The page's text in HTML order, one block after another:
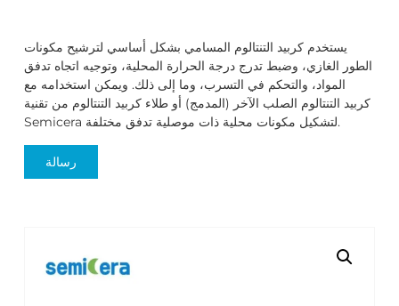
يستخدم كربيد التنتالوم المسامي بشكل أساسي لترشيح مكونات
الطور الغازي، وضبط تدرج درجة الحرارة المحلية، وتوجيه اتجاه تدفق
المواد، والتحكم في التسرب، وما إلى ذلك. ويمكن استخدامه مع
كربيد التنتالوم الصلب الآخر (المدمج) أو طلاء كربيد التنتالوم من تقنية
Semicera لتشكيل مكونات محلية ذات موصلية تدفق مختلفة.
رسالة